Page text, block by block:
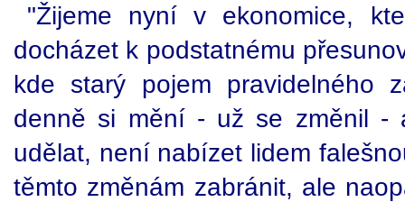
"Žijeme nyní v ekonomice,
docházet k podstatnému
kde starý pojem pravidelného
denně si mění - už se změnil -
udělat, není nabízet lidem
těmto změnám zabránit, ale